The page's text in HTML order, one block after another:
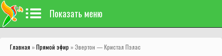
Показать меню
Главная »Прямой эфир » Эвертон — Кристал Пэлас